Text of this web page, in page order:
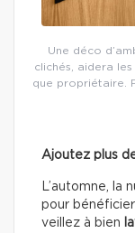
Une déco
clichés, aidera
que propriétaire.
Ajoutez plus
L’automne, la
pour
veillez à bien